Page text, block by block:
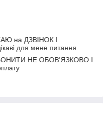
на ДЗВІНОК I
для мене питання
НЕ ОБОВ'ЯЗКОВО I